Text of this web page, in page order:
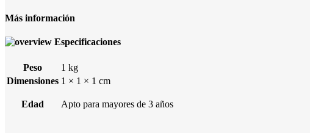
Más información
Especificaciones
Peso
1 kg
Dimensiones 1 × 1 × 1 cm
Edad Apto para mayores de 3 años